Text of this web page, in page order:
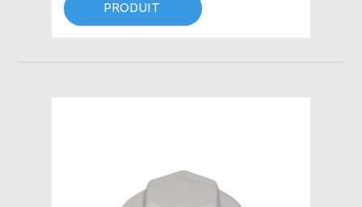
PRODUIT